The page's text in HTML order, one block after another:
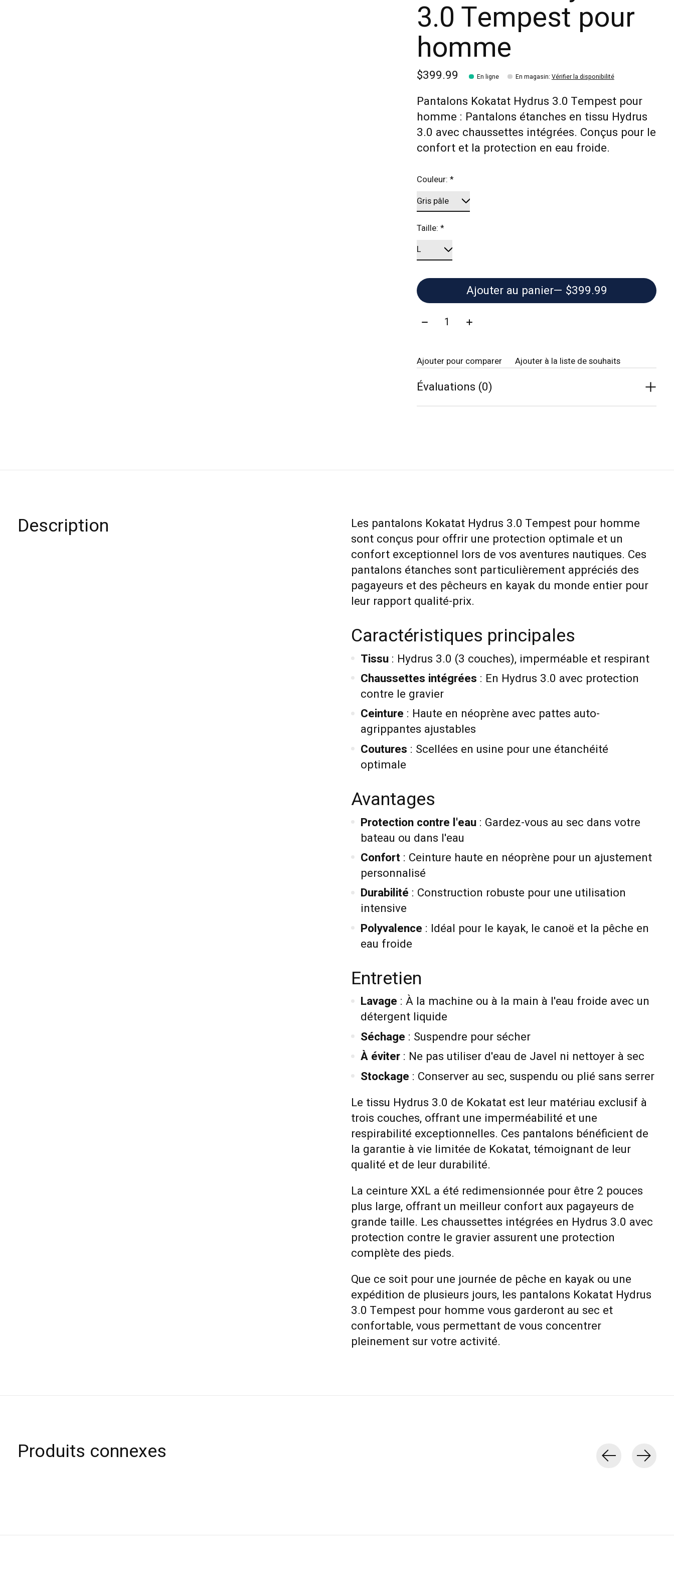
3.0 Tempest pour
homme
$399.99 En ligne En magasin: Vérifier la disponibilité
Pantalons Kokatat Hydrus 3.0 Tempest pour
homme : Pantalons étanches en tissu Hydrus
3.0 avec chaussettes intégrées. Conçus pour le
confort et la protection en eau froide.
Couleur:*
Taille:*
Ajouter au panier
— $399.99
Quantité:
Ajouter pour comparer Ajouter à la liste de souhaits
Évaluations (0)
Description
Les pantalons Kokatat Hydrus 3.0 Tempest pour homme
sont conçus pour offrir une protection optimale et un
confort exceptionnel lors de vos aventures nautiques. Ces
pantalons étanches sont particulièrement appréciés des
pagayeurs et des pêcheurs en kayak du monde entier pour
leur rapport qualité-prix.
Caractéristiques principales
Tissu: Hydrus 3.0 (3 couches), imperméable et respirant
Chaussettes intégrées : En Hydrus 3.0 avec protection
contre le gravier
Ceinture : Haute en néoprène avec pattes auto-
agrippantes ajustables
Coutures : Scellées en usine pour une étanchéité
optimale
Avantages
Protection contre l'eau: Gardez-vous au sec dans votre
bateau ou dans l'eau
Confort : Ceinture haute en néoprène pour un ajustement
personnalisé
Durabilité : Construction robuste pour une utilisation
intensive
Polyvalence : Idéal pour le kayak, le canoë et la pêche en
eau froide
Entretien
Lavage : À la machine ou à la main à l'eau froide avec un
détergent liquide
Séchage : Suspendre pour sécher
À éviter: Ne pas utiliser d'eau de Javel ni nettoyer à sec
Stockage : Conserver au sec, suspendu ou plié sans serrer
Le tissu Hydrus 3.0 de Kokatat est leur matériau exclusif à
trois couches, offrant une imperméabilité et une
respirabilité exceptionnelles. Ces pantalons bénéficient de
la garantie à vie limitée de Kokatat, témoignant de leur
qualité et de leur durabilité.
La ceinture XXL a été redimensionnée pour être 2 pouces
plus large, offrant un meilleur confort aux pagayeurs de
grande taille. Les chaussettes intégrées en Hydrus 3.0 avec
protection contre le gravier assurent une protection
complète des pieds.
Que ce soit pour une journée de pêche en kayak ou une
expédition de plusieurs jours, les pantalons Kokatat Hydrus
3.0 Tempest pour homme vous garderont au sec et
confortable, vous permettant de vous concentrer
pleinement sur votre activité.
Produits connexes